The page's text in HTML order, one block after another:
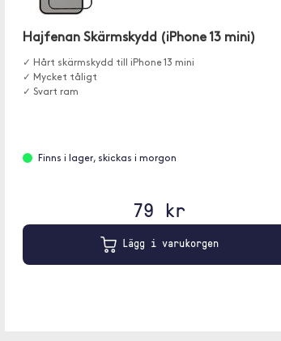
Hajfenan Skärmskydd (iPhone 13 mini)
✓ Hårt skärmskydd till iPhone 13 mini
✓ Mycket tåligt
✓ Svart ram
Finns i lager, skickas i morgon
79 kr
Lägg i varukorgen